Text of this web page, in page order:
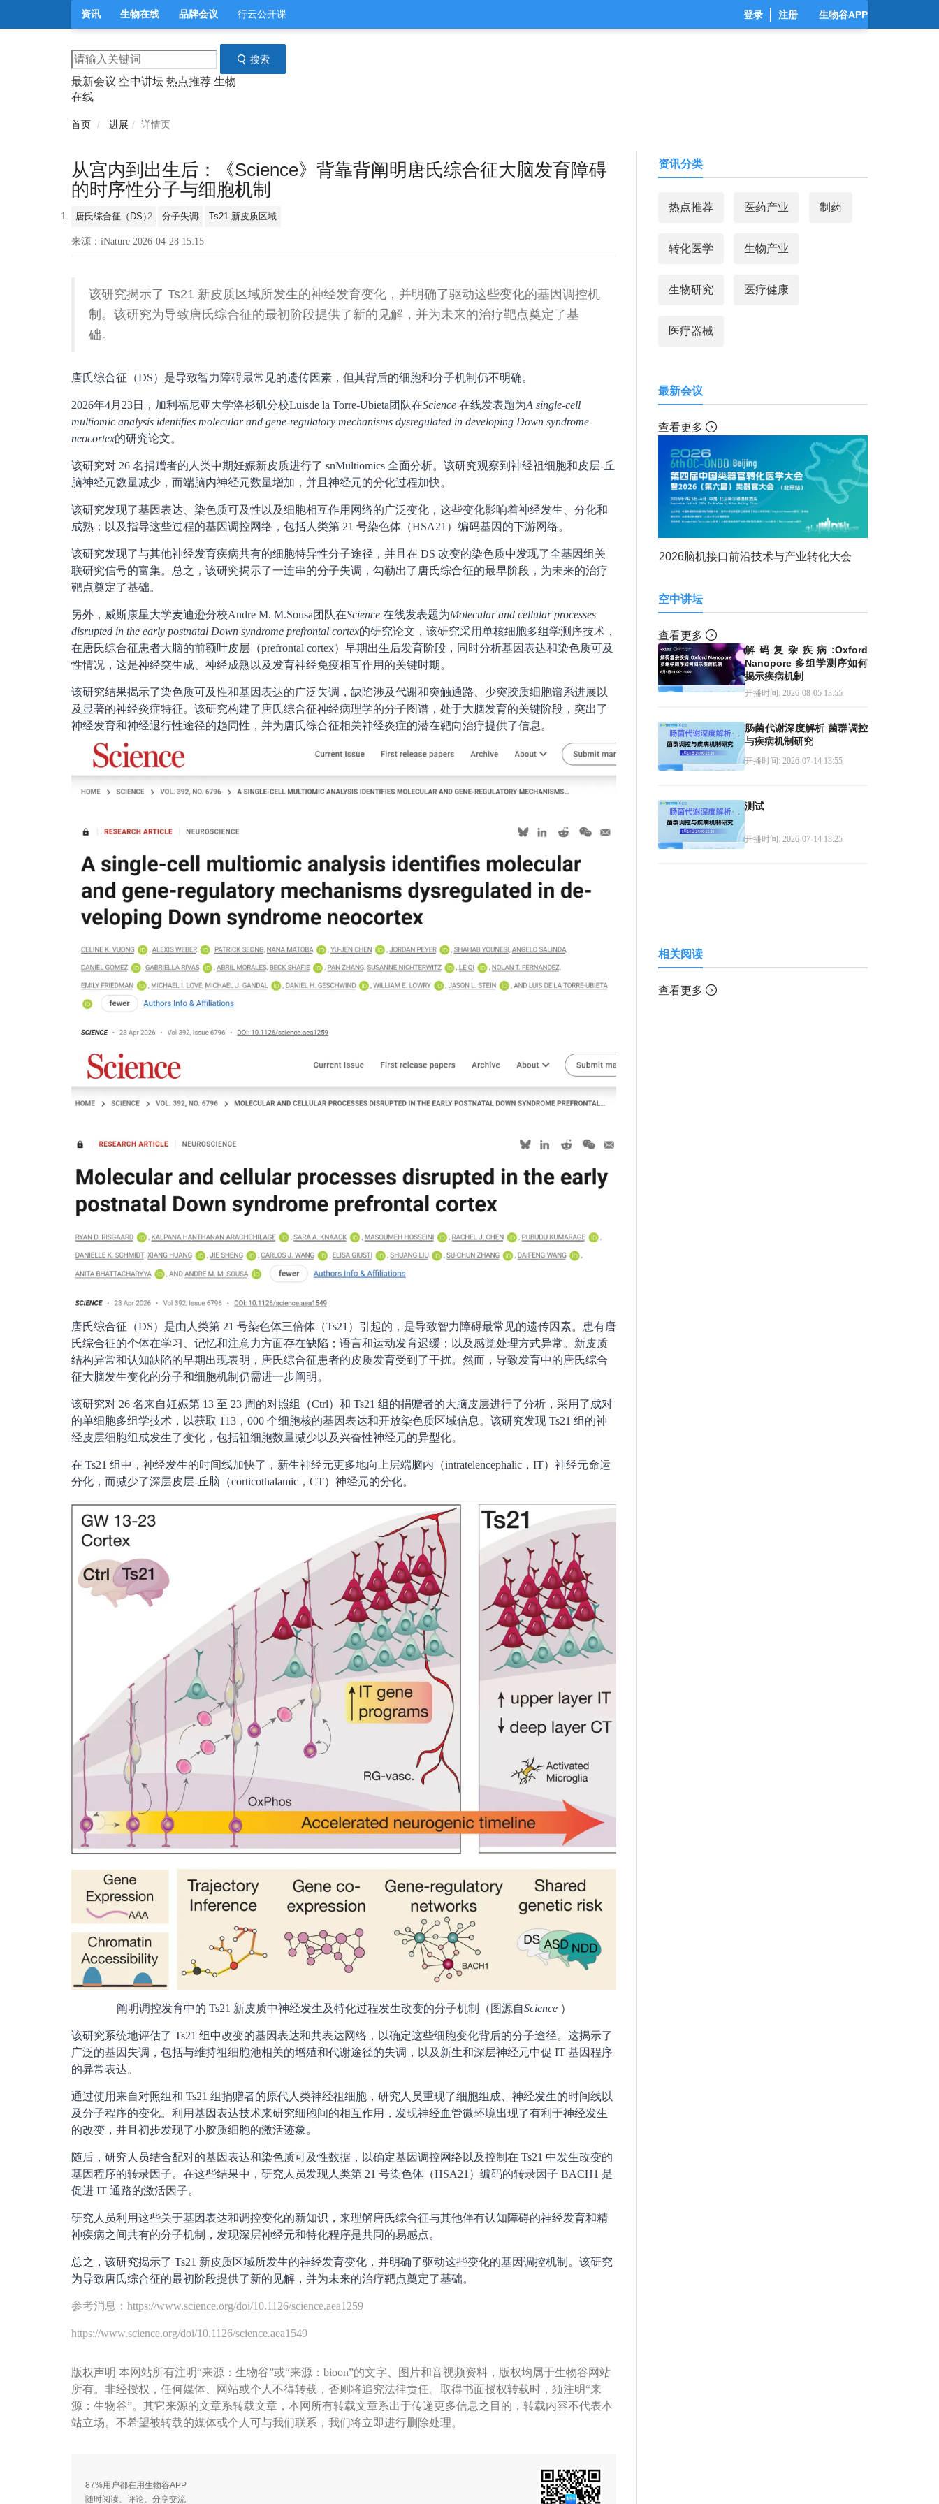
资讯 生物在线 品牌会议 行云公开课 登录 注册 生物谷APP
搜索
最新会议 空中讲坛 热点推荐 生物
在线
首页 进展 详情页
从宫内到出生后：《Science》背靠背阐明唐氏综合征大脑发育障碍
的时序性分子与细胞机制
唐氏综合征（DS） 分子失调 Ts21 新皮质区域
来源：iNature 2026-04-28 15:15
该研究揭示了 Ts21 新皮质区域所发生的神经发育变化，并明确了驱动这些变化的基因调控机
制。该研究为导致唐氏综合征的最初阶段提供了新的见解，并为未来的治疗靶点奠定了基
础。
唐氏综合征（DS）是导致智力障碍最常见的遗传因素，但其背后的细胞和分子机制仍不明确。
2026年4月23日，加利福尼亚大学洛杉矶分校Luisde la Torre-Ubieta团队在Science 在线发表题为A single-cell
multiomic analysis identifies molecular and gene-regulatory mechanisms dysregulated in developing Down syndrome
neocortex的研究论文。
该研究对 26 名捐赠者的人类中期妊娠新皮质进行了 snMultiomics 全面分析。该研究观察到神经祖细胞和皮层-丘
脑神经元数量减少，而端脑内神经元数量增加，并且神经元的分化过程加快。
该研究发现了基因表达、染色质可及性以及细胞相互作用网络的广泛变化，这些变化影响着神经发生、分化和
成熟；以及指导这些过程的基因调控网络，包括人类第 21 号染色体（HSA21）编码基因的下游网络。
该研究发现了与其他神经发育疾病共有的细胞特异性分子途径，并且在 DS 改变的染色质中发现了全基因组关
联研究信号的富集。总之，该研究揭示了一连串的分子失调，勾勒出了唐氏综合征的最早阶段，为未来的治疗
靶点奠定了基础。
另外，威斯康星大学麦迪逊分校Andre M. M.Sousa团队在Science 在线发表题为Molecular and cellular processes
disrupted in the early postnatal Down syndrome prefrontal cortex的研究论文，该研究采用单核细胞多组学测序技术，
在唐氏综合征患者大脑的前额叶皮层（prefrontal cortex）早期出生后发育阶段，同时分析基因表达和染色质可及
性情况，这是神经突生成、神经成熟以及发育神经免疫相互作用的关键时期。
该研究结果揭示了染色质可及性和基因表达的广泛失调，缺陷涉及代谢和突触通路、少突胶质细胞谱系进展以
及显著的神经炎症特征。该研究构建了唐氏综合征神经病理学的分子图谱，处于大脑发育的关键阶段，突出了
神经发育和神经退行性途径的趋同性，并为唐氏综合征相关神经炎症的潜在靶向治疗提供了信息。
唐氏综合征（DS）是由人类第 21 号染色体三倍体（Ts21）引起的，是导致智力障碍最常见的遗传因素。患有唐
氏综合征的个体在学习、记忆和注意力方面存在缺陷；语言和运动发育迟缓；以及感觉处理方式异常。新皮质
结构异常和认知缺陷的早期出现表明，唐氏综合征患者的皮质发育受到了干扰。然而，导致发育中的唐氏综合
征大脑发生变化的分子和细胞机制仍需进一步阐明。
该研究对 26 名来自妊娠第 13 至 23 周的对照组（Ctrl）和 Ts21 组的捐赠者的大脑皮层进行了分析，采用了成对
的单细胞多组学技术，以获取 113，000 个细胞核的基因表达和开放染色质区域信息。该研究发现 Ts21 组的神
经皮层细胞组成发生了变化，包括祖细胞数量减少以及兴奋性神经元的异型化。
在 Ts21 组中，神经发生的时间线加快了，新生神经元更多地向上层端脑内（intratelencephalic，IT）神经元命运
分化，而减少了深层皮层-丘脑（corticothalamic，CT）神经元的分化。
阐明调控发育中的 Ts21 新皮质中神经发生及特化过程发生改变的分子机制（图源自Science ）
该研究系统地评估了 Ts21 组中改变的基因表达和共表达网络，以确定这些细胞变化背后的分子途径。这揭示了
广泛的基因失调，包括与维持祖细胞池相关的增殖和代谢途径的失调，以及新生和深层神经元中促 IT 基因程序
的异常表达。
通过使用来自对照组和 Ts21 组捐赠者的原代人类神经祖细胞，研究人员重现了细胞组成、神经发生的时间线以
及分子程序的变化。利用基因表达技术来研究细胞间的相互作用，发现神经血管微环境出现了有利于神经发生
的改变，并且初步发现了小胶质细胞的激活迹象。
随后，研究人员结合配对的基因表达和染色质可及性数据，以确定基因调控网络以及控制在 Ts21 中发生改变的
基因程序的转录因子。在这些结果中，研究人员发现人类第 21 号染色体（HSA21）编码的转录因子 BACH1 是
促进 IT 通路的激活因子。
研究人员利用这些关于基因表达和调控变化的新知识，来理解唐氏综合征与其他伴有认知障碍的神经发育和精
神疾病之间共有的分子机制，发现深层神经元和特化程序是共同的易感点。
总之，该研究揭示了 Ts21 新皮质区域所发生的神经发育变化，并明确了驱动这些变化的基因调控机制。该研究
为导致唐氏综合征的最初阶段提供了新的见解，并为未来的治疗靶点奠定了基础。
参考消息：https://www.science.org/doi/10.1126/science.aea1259
https://www.science.org/doi/10.1126/science.aea1549
版权声明 本网站所有注明“来源：生物谷”或“来源：bioon”的文字、图片和音视频资料，版权均属于生物谷网站
所有。非经授权，任何媒体、网站或个人不得转载，否则将追究法律责任。取得书面授权转载时，须注明“来
源：生物谷”。其它来源的文章系转载文章，本网所有转载文章系出于传递更多信息之目的，转载内容不代表本
站立场。不希望被转载的媒体或个人可与我们联系，我们将立即进行删除处理。
87%用户都在用生物谷APP
随时阅读、评论、分享交流
资讯分类
热点推荐 医药产业 制药
转化医学 生物产业
生物研究 医疗健康
医疗器械
最新会议
查看更多
2026脑机接口前沿技术与产业转化大会
空中讲坛
查看更多
解码复杂疾病:Oxford
Nanopore 多组学测序如何
揭示疾病机制
开播时间: 2026-08-05 13:55
肠菌代谢深度解析 菌群调控
与疾病机制研究
开播时间: 2026-07-14 13:55
测试
开播时间: 2026-07-14 13:25
相关阅读
查看更多